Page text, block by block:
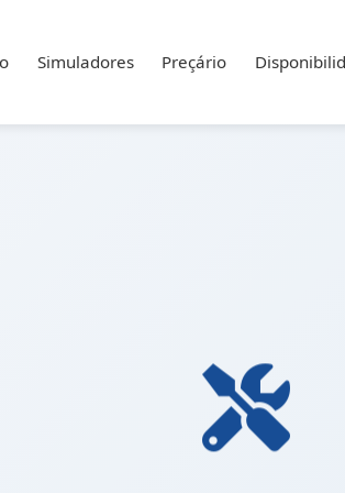
Simuladores Preçário